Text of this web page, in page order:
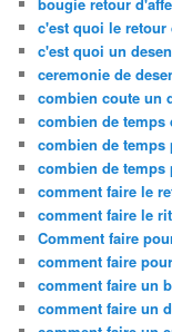
c'est quoi le retour
c'est quoi un
ceremonie de
combien coute un
combien de temps
combien de temps
combien de
comment faire le
comment faire le
Comment faire
comment faire
comment faire un
comment faire un